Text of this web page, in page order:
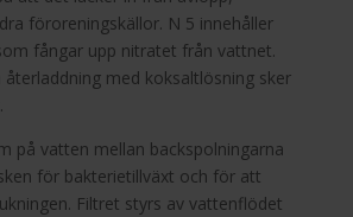
föroreningskällor. N 5 innehåller
fångar upp nitratet från vattnet.
återladdning med koksaltlösning sker
på vatten mellan backspolningarna
för bakterietillväxt och för att
Filtret styrs av vattenflödet